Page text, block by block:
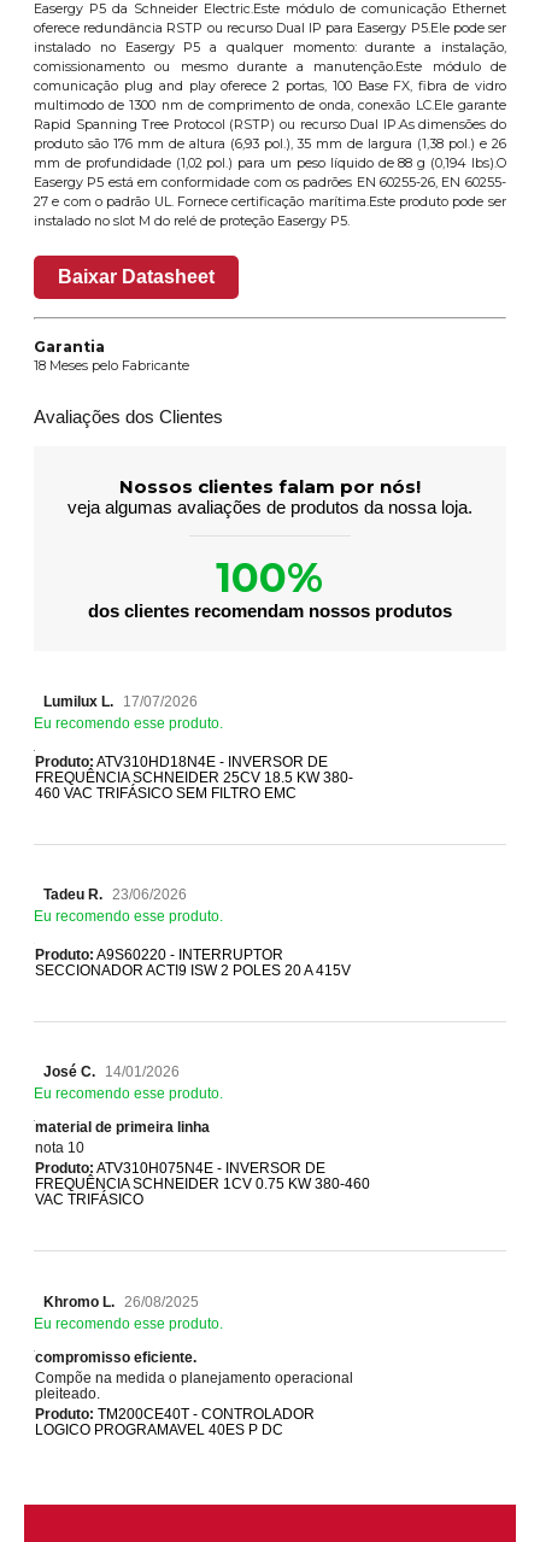
Easergy P5 da Schneider Electric.Este módulo de comunicação Ethernet
oferece redundância RSTP ou recurso Dual IP para Easergy P5.Ele pode ser
instalado no Easergy P5 a qualquer momento: durante a instalação,
comissionamento ou mesmo durante a manutenção.Este módulo de
comunicação plug and play oferece 2 portas, 100 Base FX, fibra de vidro
multimodo de 1300 nm de comprimento de onda, conexão LC.Ele garante
Rapid Spanning Tree Protocol (RSTP) ou recurso Dual IP.As dimensões do
produto são 176 mm de altura (6,93 pol.), 35 mm de largura (1,38 pol.) e 26
mm de profundidade (1,02 pol.) para um peso líquido de 88 g (0,194 lbs).O
Easergy P5 está em conformidade com os padrões EN 60255-26, EN 60255-
27 e com o padrão UL. Fornece certificação marítima.Este produto pode ser
instalado no slot M do relé de proteção Easergy P5.
Baixar Datasheet
Garantia
18 Meses pelo Fabricante
Avaliações dos Clientes
Nossos clientes falam por nós!
veja algumas avaliações de produtos da nossa loja.
100%
dos clientes recomendam nossos produtos
Lumilux L.
17/07/2026
Eu recomendo esse produto.
Produto: ATV310HD18N4E - INVERSOR DE
FREQUÊNCIA SCHNEIDER 25CV 18.5 KW 380-
460 VAC TRIFÁSICO SEM FILTRO EMC
Tadeu R. 23/06/2026
Eu recomendo esse produto.
Produto: A9S60220 - INTERRUPTOR
SECCIONADOR ACTI9 ISW 2 POLES 20 A 415V
José C.
14/01/2026
Eu recomendo esse produto.
material de primeira linha
nota 10
Produto: ATV310H075N4E - INVERSOR DE
FREQUÊNCIA SCHNEIDER 1CV 0.75 KW 380-460
VAC TRIFÁSICO
Khromo L.
26/08/2025
Eu recomendo esse produto.
compromisso eficiente.
Compõe na medida o planejamento operacional
pleiteado.
Produto: TM200CE40T - CONTROLADOR
LOGICO PROGRAMAVEL 40ES P DC